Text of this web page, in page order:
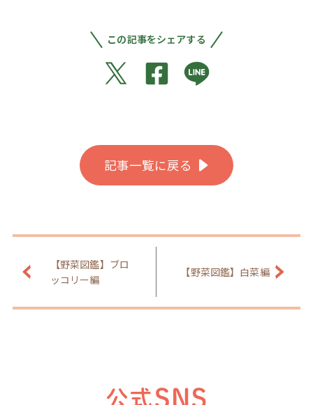
この記事をシェアする
記事一覧に戻る
【野菜図鑑】ブロ
ッコリー編
【野菜図鑑】白菜編